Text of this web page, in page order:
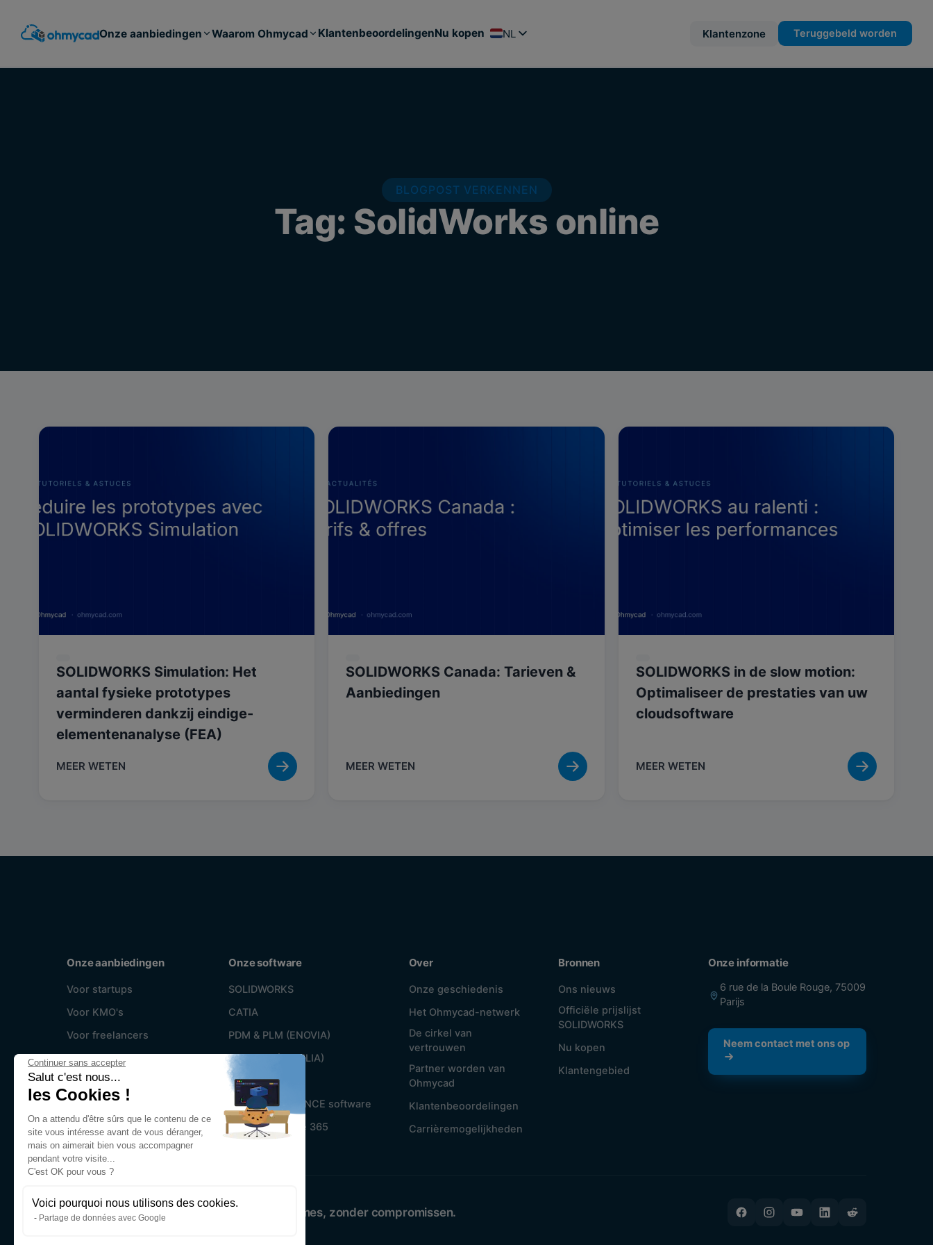
Continuer sans accepter
Salut c'est nous...
les Cookies !
On a attendu d'être sûrs que le contenu de ce
site vous intéresse avant de vous déranger,
mais on aimerait bien vous accompagner
pendant votre visite...
C'est OK pour vous ?
Voici pourquoi nous utilisons des cookies.
Partage de données avec Google
naar
Onze aanbiedingen Waarom Ohmycad KlantenbeoordelingenNu kopen NL Klantenzone Teruggebeld worden
BLOGPOST VERKENNEN
Tag: SolidWorks online
SOLIDWORKS Simulation: Het
aantal fysieke prototypes
verminderen dankzij eindige-
elementenanalyse (FEA)
MEER WETEN
SOLIDWORKS Canada: Tarieven &
Aanbiedingen
MEER WETEN
SOLIDWORKS in de slow motion:
Optimaliseer de prestaties van uw
cloudsoftware
MEER WETEN
Onze aanbiedingen
Voor startups
Voor KMO's
Voor freelancers
Quickstart
Ohmycare
Ohmycoaching
Ohmytraining
Onze software
SOLIDWORKS
CATIA
PDM & PLM (ENOVIA)
Simulatie (SIMULIA)
CAM (DELMIA)
Alle 3DEXPERIENCE software
Microsoft Office 365
Over
Onze geschiedenis
Het Ohmycad-netwerk
De cirkel van
vertrouwen
Partner worden van
Ohmycad
Klantenbeoordelingen
Carrièremogelijkheden
Bronnen
Ons nieuws
Officiële prijslijst
SOLIDWORKS
Nu kopen
Klantengebied
Onze informatie
6 rue de la Boule Rouge, 75009
Parijs
Neem contact met ons op
De expertise van Dassault Systèmes, zonder compromissen.